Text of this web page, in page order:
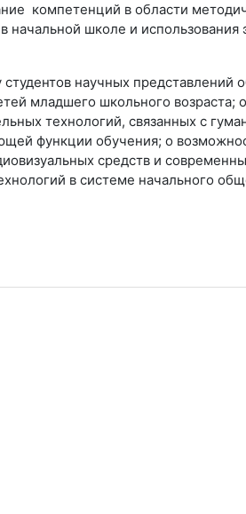
компетенций в области
начальной школе и
научных представлений
младшего школьного возраста; о
технологий, связанных с
функции обучения;о
средств и
в системе начального